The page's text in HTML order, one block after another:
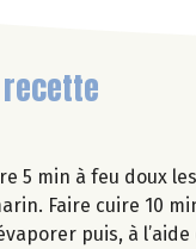
recette
5 min à feu doux
Faire cuire 10
puis, à